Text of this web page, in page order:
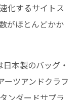
化するサイトス
がほとんどかか
本製のバッグ・
ーツアンドクラフ
ンダードサプラ